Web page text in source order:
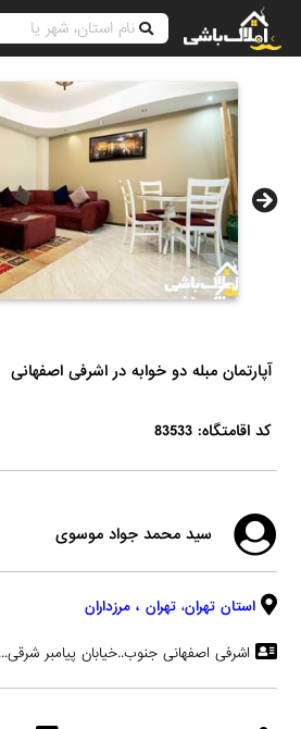
آپارتمان مبله دو خوابه در اشرفی اصفهانی
کد اقامتگاه: 83533
سید محمد جواد موسوی
استان تهران، تهران ، مرزداران
اشرفی اصفهانی جنوب..خیابان پیامبر